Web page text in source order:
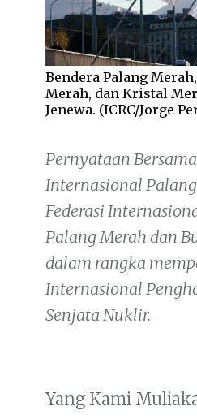
Bendera Palang
Merah, dan Kristal
Jenewa. (ICRC/Jorge
Pernyataan
Internasional
Federasi
Palang Merah dan
dalam rangka
Internasional
Senjata Nuklir.
Yang Kami